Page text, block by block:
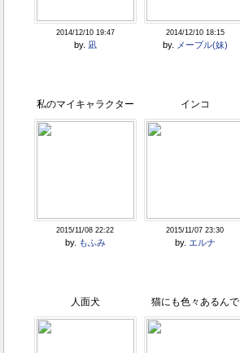
2014/12/10 19:47
by. 凪
2014/12/10 18:15
by. メープル(妹)
私のマイキャラクター
2015/11/08 22:22
by. もふみ
インコ
2015/11/07 23:30
by. エルナ
人面犬 猫にも色々あるんで